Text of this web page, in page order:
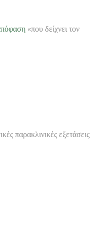
«που δείχνει τον
παρακλινικές εξετάσεις